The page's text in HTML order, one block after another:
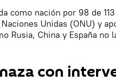
como nación por 98 de
Unidas (ONU) y
Rusia, China y España no
con